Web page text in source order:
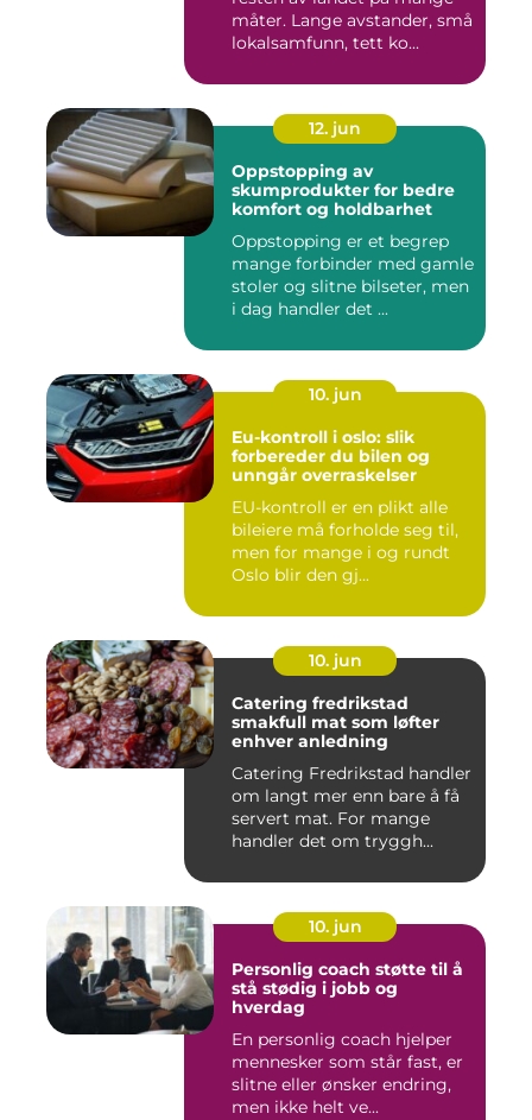
måter. Lange avstander, små
lokalsamfunn, tett ko...
12. jun
Oppstopping av
skumprodukter for bedre
komfort og holdbarhet
Oppstopping er et begrep
mange forbinder med gamle
stoler og slitne bilseter, men
i dag handler det ...
10. jun
Eu-kontroll i oslo: slik
forbereder du bilen og
unngår overraskelser
EU-kontroll er en plikt alle
bileiere må forholde seg til,
men for mange i og rundt
Oslo blir den gj...
10. jun
Catering fredrikstad
smakfull mat som løfter
enhver anledning
Catering Fredrikstad handler
om langt mer enn bare å få
servert mat. For mange
handler det om tryggh...
10. jun
Personlig coach støtte til å
stå stødig i jobb og
hverdag
En personlig coach hjelper
mennesker som står fast, er
slitne eller ønsker endring,
men ikke helt ve...